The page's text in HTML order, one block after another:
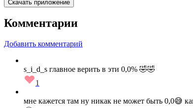
Скачать приложение
Комментарии
Добавить комментарий
s_i_d_s главное верить в эти 0,0% 🤣🤣
1
мне кажется там ну никак не может быть 0,0😅